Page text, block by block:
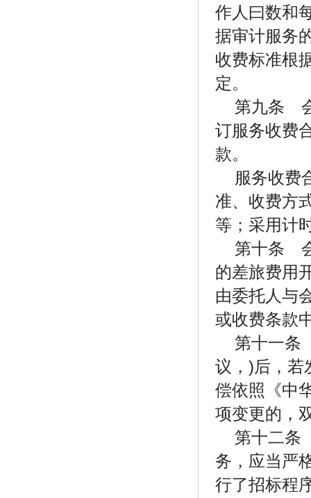
作人曰数和
据审计服务
收费标准根
定。
第九条
订服务收费
款。
服务收费
准、收费方
等；采用计
第十条
的差旅费用
由委托人与
或收费条款
第十一条
议，)后，若
偿依照《中
项变更的，
第十二条
务，应当严
行了招标程